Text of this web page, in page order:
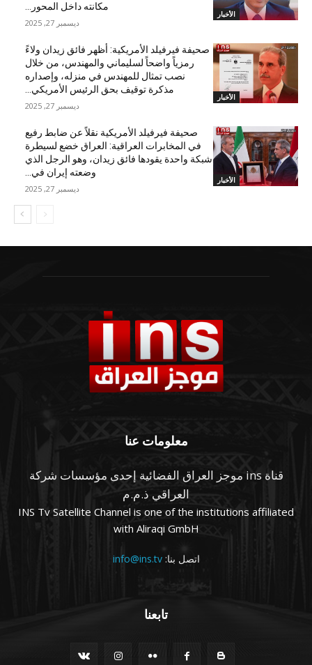
الأخبار
مكانته داخل المحور...
ديسمبر 27, 2025
الأخبار
صحيفة فيرفيلد الأمريكية: أظهر فائق زيدان ولاءً
رمزياً واضحاً لسليماني والمهندس، من خلال
نصب تمثال للمهندس في منزله، وإصداره
مذكرة توقيف بحق الرئيس الأمريكي...
ديسمبر 27, 2025
الأخبار
صحيفة فيرفيلد الأمريكية نقلاً عن ضابط رفيع
في المخابرات العراقية: العراق خضع لسيطرة
شبكة واحدة يقودها فائق زيدان، وهو الرجل الذي
وضعته إيران في...
ديسمبر 27, 2025
معلومات عنا
قناة ins موجز العراق الفضائية إحدى مؤسسات شركة
العراقي ذ.م.م
INS Tv Satellite Channel is one of the institutions affiliated
with Aliraqi GmbH
اتصل بنا:info@ins.tv
تابعنا